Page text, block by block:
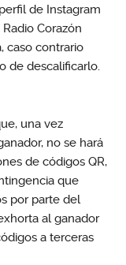
de Instagram
Corazón
caso contrario
de descalificarlo.
una vez
no se hará
de códigos QR,
que
por parte del
al ganador
a terceras